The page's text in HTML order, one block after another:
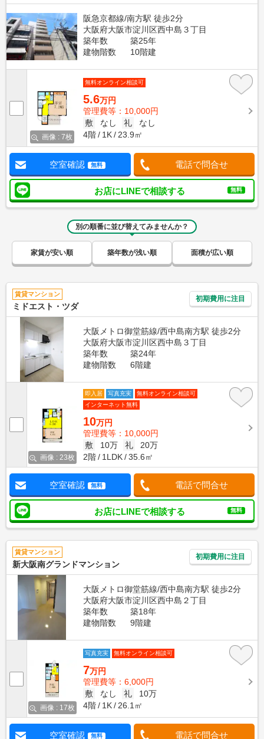
阪急京都線/南方駅 徒歩2分
大阪府大阪市淀川区西中島３丁目
築年数
築25年
建物階数
10階建
画像 : 7枚
無料オンライン相談可
5.6万円
管理費等：10,000円
敷
なし 礼
なし
4階
1K 23.9㎡
空室確認 無料 電話で問合せ
お店にLINEで相談する 無料
別の順番に並び替えてみませんか？
家賃が安い順 築年数が浅い順 面積が広い順
賃貸マンション
ミドエスト・ツダ
初期費用に注目
大阪メトロ御堂筋線/西中島南方駅 徒歩2分
大阪府大阪市淀川区西中島３丁目
築年数
築24年
建物階数
6階建
画像 : 23枚
即入居 写真充実
無料オンライン相談可
インターネット無料
10万円
管理費等：10,000円
敷
10万 礼
20万
2階
1LDK 35.6㎡
空室確認 無料 電話で問合せ
お店にLINEで相談する 無料
賃貸マンション
新大阪南グランドマンション
初期費用に注目
大阪メトロ御堂筋線/西中島南方駅 徒歩2分
大阪府大阪市淀川区西中島２丁目
築年数
築18年
建物階数
9階建
画像 : 17枚
写真充実 無料オンライン相談可
7万円
管理費等：6,000円
敷
なし 礼
10万
4階
1K 26.1㎡
空室確認 無料 電話で問合せ